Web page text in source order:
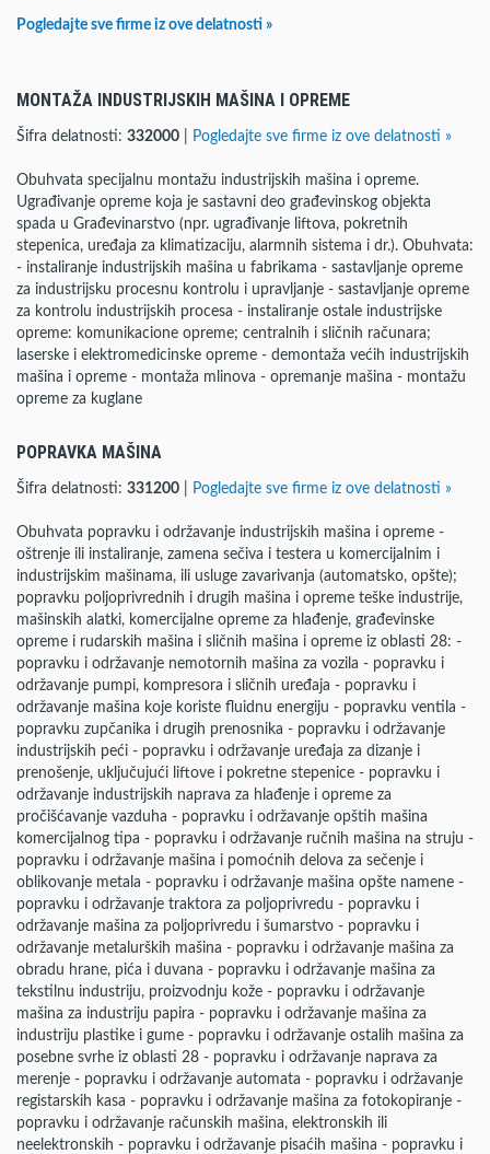
Pogledajte sve firme iz ove delatnosti »
MONTAŽA INDUSTRIJSKIH MAŠINA I OPREME
Šifra delatnosti: 332000 Pogledajte sve firme iz ove delatnosti »
Obuhvata specijalnu montažu industrijskih mašina i opreme.
Ugrađivanje opreme koja je sastavni deo građevinskog objekta
spada u Građevinarstvo (npr. ugrađivanje liftova, pokretnih
stepenica, uređaja za klimatizaciju, alarmnih sistema i dr.). Obuhvata:
- instaliranje industrijskih mašina u fabrikama - sastavljanje opreme
za industrijsku procesnu kontrolu i upravljanje - sastavljanje opreme
za kontrolu industrijskih procesa - instaliranje ostale industrijske
opreme: komunikacione opreme; centralnih i sličnih računara;
laserske i elektromedicinske opreme - demontaža većih industrijskih
mašina i opreme - montaža mlinova - opremanje mašina - montažu
opreme za kuglane
POPRAVKA MAŠINA
Šifra delatnosti: 331200 Pogledajte sve firme iz ove delatnosti »
Obuhvata popravku i održavanje industrijskih mašina i opreme -
oštrenje ili instaliranje, zamena sečiva i testera u komercijalnim i
industrijskim mašinama, ili usluge zavarivanja (automatsko, opšte);
popravku poljoprivrednih i drugih mašina i opreme teške industrije,
mašinskih alatki, komercijalne opreme za hlađenje, građevinske
opreme i rudarskih mašina i sličnih mašina i opreme iz oblasti 28: -
popravku i održavanje nemotornih mašina za vozila - popravku i
održavanje pumpi, kompresora i sličnih uređaja - popravku i
održavanje mašina koje koriste fluidnu energiju - popravku ventila -
popravku zupčanika i drugih prenosnika - popravku i održavanje
industrijskih peći - popravku i održavanje uređaja za dizanje i
prenošenje, uključujući liftove i pokretne stepenice - popravku i
održavanje industrijskih naprava za hlađenje i opreme za
pročišćavanje vazduha - popravku i održavanje opštih mašina
komercijalnog tipa - popravku i održavanje ručnih mašina na struju -
popravku i održavanje mašina i pomoćnih delova za sečenje i
oblikovanje metala - popravku i održavanje mašina opšte namene -
popravku i održavanje traktora za poljoprivredu - popravku i
održavanje mašina za poljoprivredu i šumarstvo - popravku i
održavanje metalurških mašina - popravku i održavanje mašina za
obradu hrane, pića i duvana - popravku i održavanje mašina za
tekstilnu industriju, proizvodnju kože - popravku i održavanje
mašina za industriju papira - popravku i održavanje mašina za
industriju plastike i gume - popravku i održavanje ostalih mašina za
posebne svrhe iz oblasti 28 - popravku i održavanje naprava za
merenje - popravku i održavanje automata - popravku i održavanje
registarskih kasa - popravku i održavanje mašina za fotokopiranje -
popravku i održavanje računskih mašina, elektronskih ili
neelektronskih - popravku i održavanje pisaćih mašina - popravku i